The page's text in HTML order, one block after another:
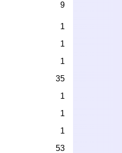
9
1
1
1
35
1
1
1
53